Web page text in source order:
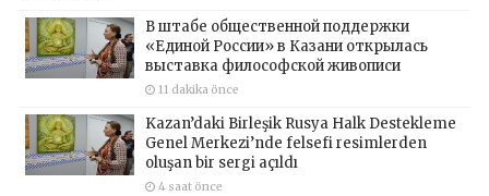
В штабе общественной поддержки
«Единой России» в Казани открылась
выставка философской живописи
11 dakika önce
Kazan’daki Birleşik Rusya Halk Destekleme
Genel Merkezi’nde felsefi resimlerden
oluşan bir sergi açıldı
4 saat önce